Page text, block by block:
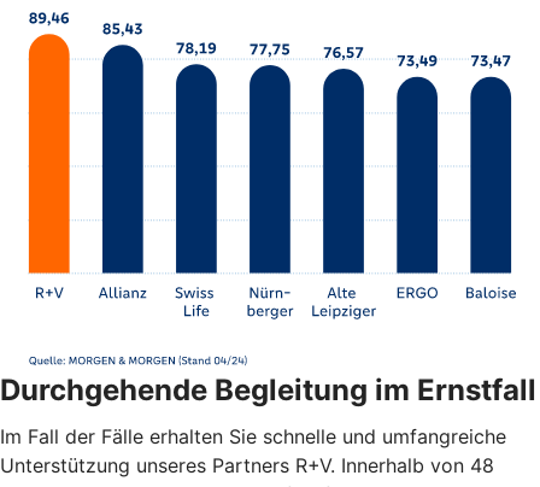
Durchgehende Begleitung im Ernstfall
Im Fall der Fälle erhalten Sie schnelle und umfangreiche
Unterstützung unseres Partners R+V. Innerhalb von 48